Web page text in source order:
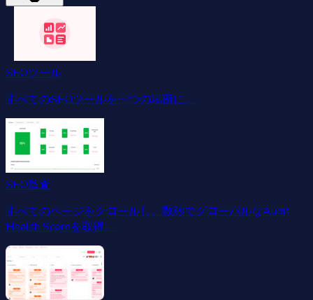
SEOツール
すべてのSEOツールを一つの場所に。
SEO監査
すべてのページをクロールし、数秒でグローバルなAudit
Health Scoreを取得。